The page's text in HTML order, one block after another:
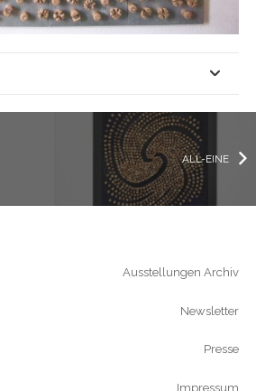
ALL-EINE
Ausstellungen Archiv
Newsletter
Presse
Impressum